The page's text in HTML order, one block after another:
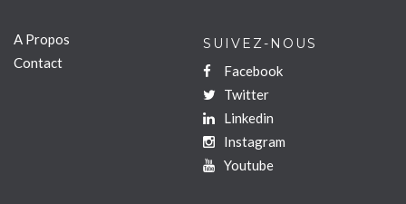
A Propos
Contact
SUIVEZ-NOUS
Facebook
Twitter
Linkedin
Instagram
Youtube